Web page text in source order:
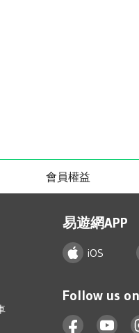
會員權益
易遊網APP
iOS
Follow us on